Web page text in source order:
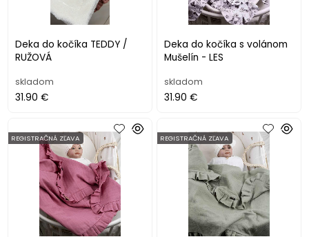
Deka do kočíka TEDDY /
RUŽOVÁ
skladom
31.90 €
Deka do kočíka s volánom
Mušelín - LES
skladom
31.90 €
REGISTRAČNÁ ZĽAVA REGISTRAČNÁ ZĽAVA